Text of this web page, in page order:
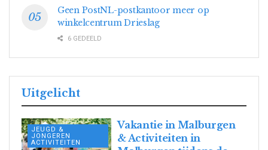
Geen PostNL-postkantoor meer op
winkelcentrum Drieslag
6 GEDEELD
Uitgelicht
JEUGD &
JONGEREN
ACTIVITEITEN
Vakantie in Malburgen
& Activiteiten in